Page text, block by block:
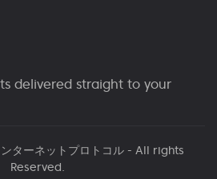
delivered straight to your
ターネットプロトコル- All rights
Reserved.